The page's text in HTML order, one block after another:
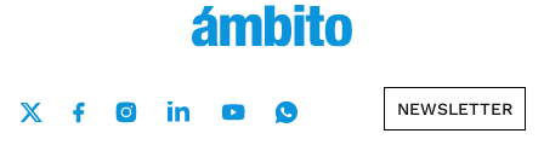
NEWSLETTER